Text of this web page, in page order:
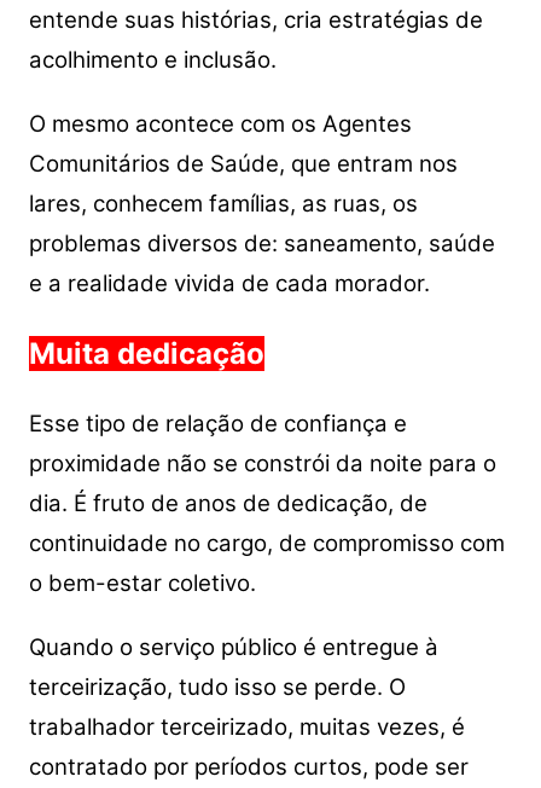
entende suas histórias, cria estratégias de
acolhimento e inclusão.
O mesmo acontece com os Agentes
Comunitários de Saúde, que entram nos
lares, conhecem famílias, as ruas, os
problemas diversos de: saneamento, saúde
e a realidade vivida de cada morador.
Muita dedicação
Esse tipo de relação de confiança e
proximidade não se constrói da noite para o
dia. É fruto de anos de dedicação, de
continuidade no cargo, de compromisso com
o bem-estar coletivo.
Quando o serviço público é entregue à
terceirização, tudo isso se perde. O
trabalhador terceirizado, muitas vezes, é
contratado por períodos curtos, pode ser